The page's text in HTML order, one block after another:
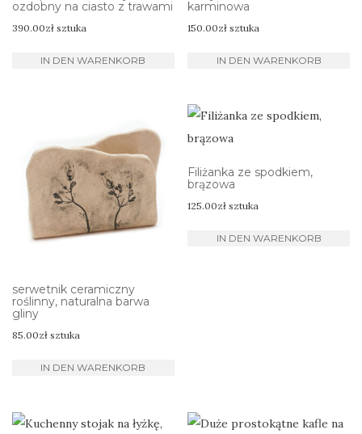
ozdobny na ciasto z trawami
390.00zł sztuka
IN DEN WARENKORB
karminowa
150.00zł sztuka
IN DEN WARENKORB
serwetnik ceramiczny
roślinny, naturalna barwa
gliny
85.00zł sztuka
IN DEN WARENKORB
Filiżanka ze spodkiem,
brązowa
125.00zł sztuka
IN DEN WARENKORB